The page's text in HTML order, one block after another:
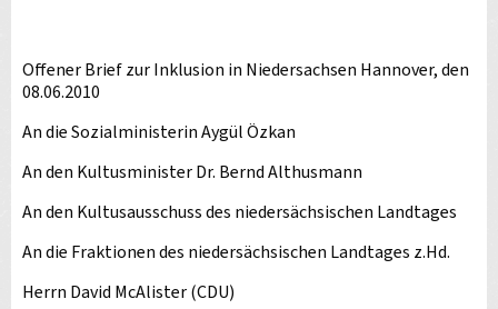
Offener Brief zur Inklusion in Niedersachsen Hannover, den
08.06.2010
An die Sozialministerin Aygül Özkan
An den Kultusminister Dr. Bernd Althusmann
An den Kultusausschuss des niedersächsischen Landtages
An die Fraktionen des niedersächsischen Landtages z.Hd.
Herrn David McAlister (CDU)